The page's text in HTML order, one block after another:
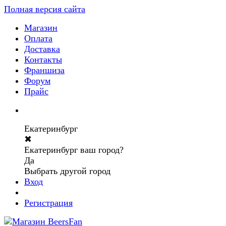
Полная версия сайта
Магазин
Оплата
Доставка
Контакты
Франшиза
Форум
Прайс
Екатеринбург
✖
Екатеринбург ваш город?
Да
Выбрать другой город
Вход
Регистрация